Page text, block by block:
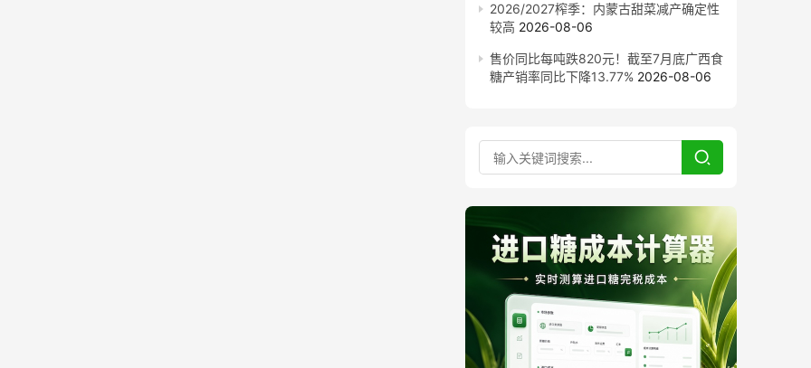
2026/2027榨季：内蒙古甜菜减产确定性
较高 2026-08-06
售价同比每吨跌820元！截至7月底广西食
糖产销率同比下降13.77% 2026-08-06